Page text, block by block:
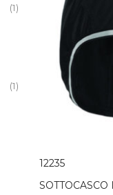
(1)
(1)
12235